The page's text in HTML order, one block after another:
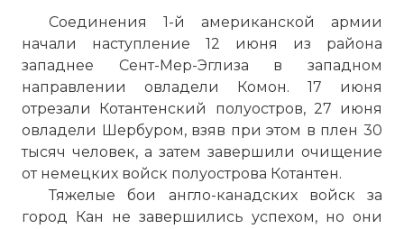
Соединения 1-й американской армии
начали наступление 12 июня из района
западнее Сент-Мер-Эглиза в западном
направлении овладели Комон. 17 июня
отрезали Котантенский полуостров, 27 июня
овладели Шербуром, взяв при этом в плен 30
тысяч человек, а затем завершили очищение
от немецких войск полуострова Котантен.
Тяжелые бои англо-канадских войск за
город Кан не завершились успехом, но они